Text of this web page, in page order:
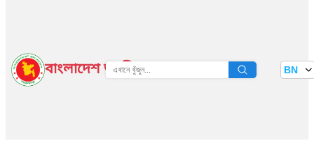
বাংলাদেশ জাতীয় তথ্য বাতায়ন BN